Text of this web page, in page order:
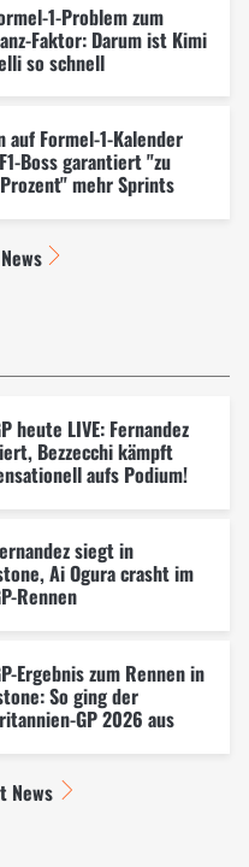
1-Problem zum
Faktor: Darum ist Kimi
so schnell
auf Formel-1-Kalender
Boss garantiert "zu
mehr Sprints
heute LIVE: Fernandez
Bezzecchi kämpft
aufs Podium!
siegt in
Ai Ogura crasht im
Rennen
Ergebnis zum Rennen in
So ging der
GP 2026 aus
News